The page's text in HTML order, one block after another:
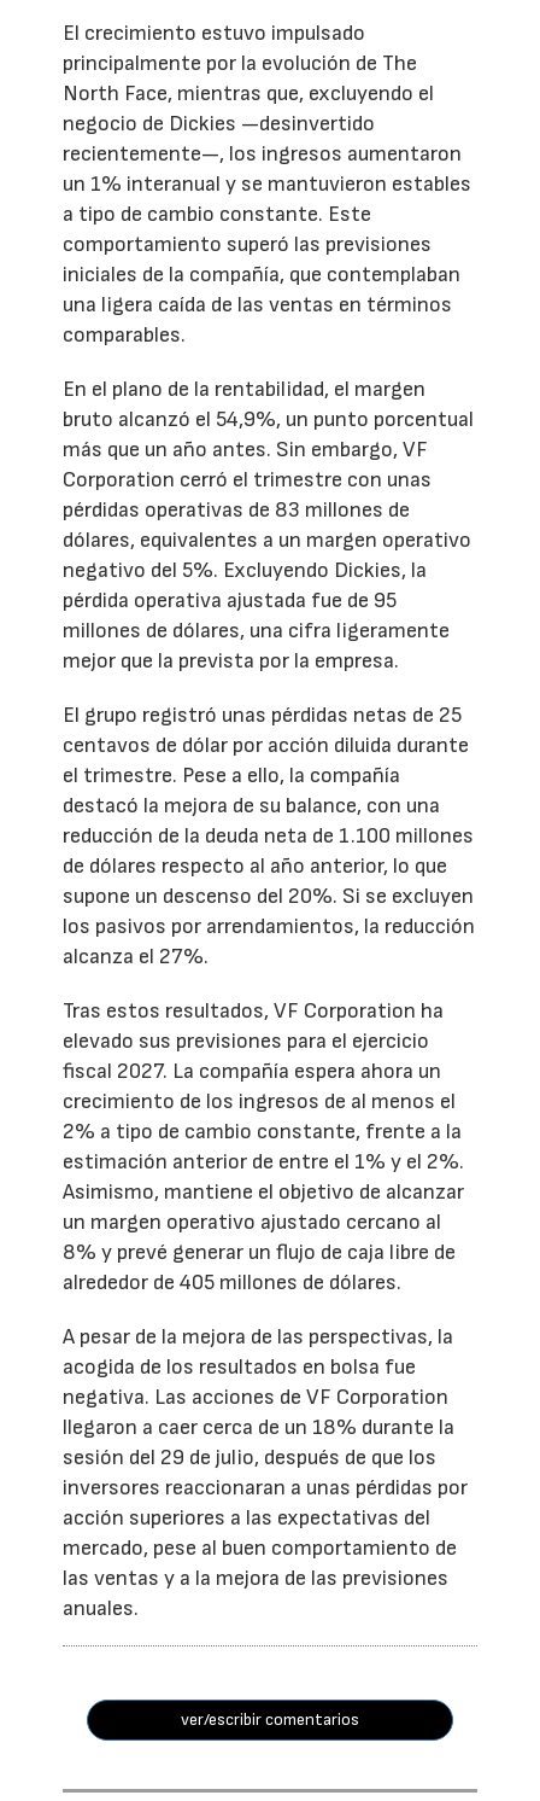
El crecimiento estuvo impulsado
principalmente por la evolución de The
North Face, mientras que, excluyendo el
negocio de Dickies —desinvertido
recientemente—, los ingresos aumentaron
un 1% interanual y se mantuvieron estables
a tipo de cambio constante. Este
comportamiento superó las previsiones
iniciales de la compañía, que contemplaban
una ligera caída de las ventas en términos
comparables.
En el plano de la rentabilidad, el margen
bruto alcanzó el 54,9%, un punto porcentual
más que un año antes. Sin embargo, VF
Corporation cerró el trimestre con unas
pérdidas operativas de 83 millones de
dólares, equivalentes a un margen operativo
negativo del 5%. Excluyendo Dickies, la
pérdida operativa ajustada fue de 95
millones de dólares, una cifra ligeramente
mejor que la prevista por la empresa.
El grupo registró unas pérdidas netas de 25
centavos de dólar por acción diluida durante
el trimestre. Pese a ello, la compañía
destacó la mejora de su balance, con una
reducción de la deuda neta de 1.100 millones
de dólares respecto al año anterior, lo que
supone un descenso del 20%. Si se excluyen
los pasivos por arrendamientos, la reducción
alcanza el 27%.
Tras estos resultados, VF Corporation ha
elevado sus previsiones para el ejercicio
fiscal 2027. La compañía espera ahora un
crecimiento de los ingresos de al menos el
2% a tipo de cambio constante, frente a la
estimación anterior de entre el 1% y el 2%.
Asimismo, mantiene el objetivo de alcanzar
un margen operativo ajustado cercano al
8% y prevé generar un flujo de caja libre de
alrededor de 405 millones de dólares.
A pesar de la mejora de las perspectivas, la
acogida de los resultados en bolsa fue
negativa. Las acciones de VF Corporation
llegaron a caer cerca de un 18% durante la
sesión del 29 de julio, después de que los
inversores reaccionaran a unas pérdidas por
acción superiores a las expectativas del
mercado, pese al buen comportamiento de
las ventas y a la mejora de las previsiones
anuales.
ver/escribir comentarios